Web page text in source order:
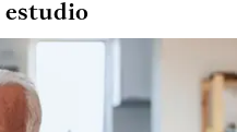
estudio